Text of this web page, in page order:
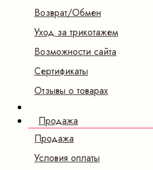
Возврат/Обмен
Уход за трикотажем
Возможности сайта
Сертификаты
Отзывы о товарах
Продажа
Продажа
Условия оплаты